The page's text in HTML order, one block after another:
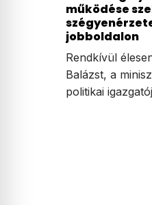
működése
jobboldalon
Rendkívül
Balázst, a
politikai